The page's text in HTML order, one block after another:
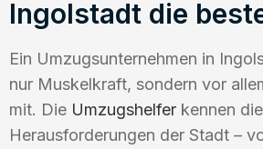
Ingolstadt die
Ein Umzugsunternehmen in
nur Muskelkraft, sondern vor
mit. Die Umzugshelfer kennen
Herausforderungen der Stadt –